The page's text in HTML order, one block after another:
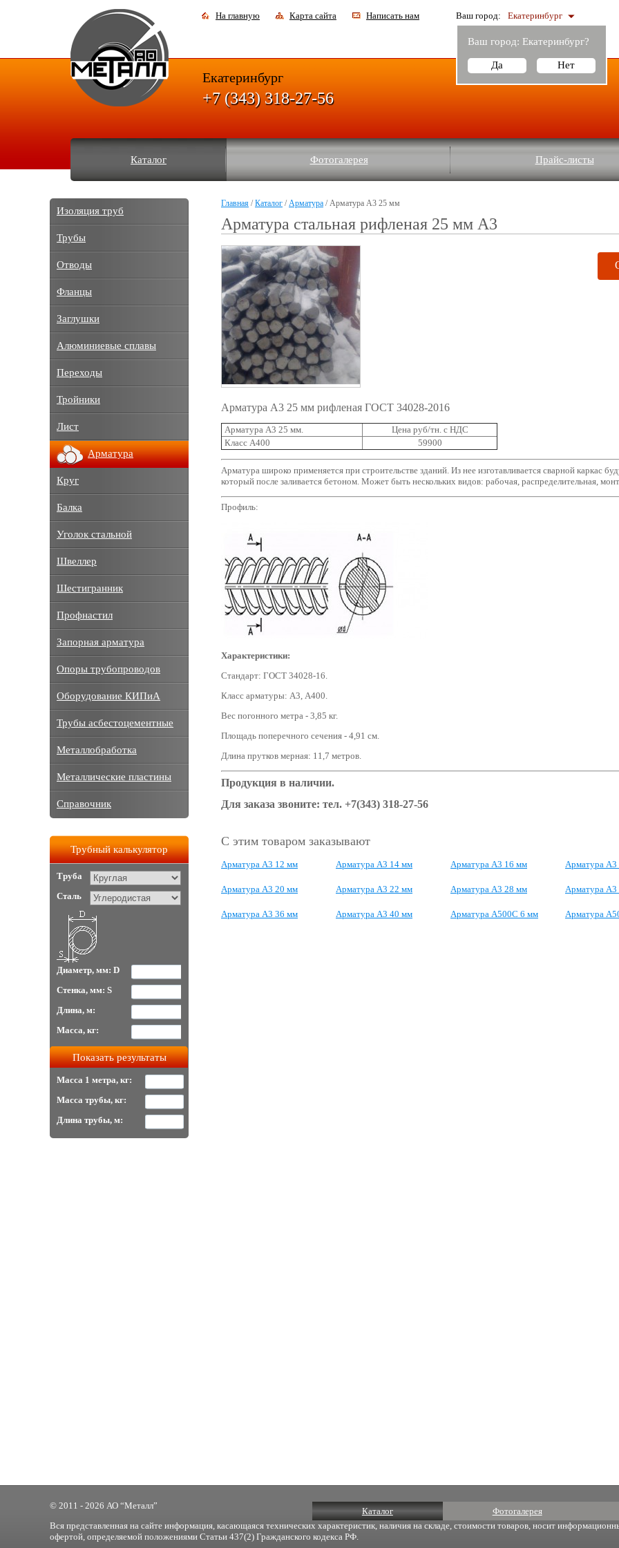
На главную Карта сайта Написать нам Ваш город: Екатеринбург
Ваш город: Екатеринбург?
Да Нет
Каталог Фотогалерея Прайс-листы
Екатеринбург
+7 (343) 318-27-56
Главная /Каталог /Арматура / Арматура А3 25 мм
Арматура стальная рифленая 25 мм А3
Арматура А3 25 мм рифленая ГОСТ 34028-2016
Арматура А3 25 мм.
Цена руб/тн. с НДС
Класс А400
59900
Арматура широко применяется при строительстве зданий. Из нее изготавливается сварной каркас
который после заливается бетоном. Может быть нескольких видов: рабочая, распределительная,
Профиль:
Характеристики:
Стандарт: ГОСТ 34028-16.
Класс арматуры: А3, А400.
Вес погонного метра - 3,85 кг.
Площадь поперечного сечения - 4,91 см.
Длина прутков мерная: 11,7 метров.
Продукция в наличии.
Для заказа звоните: тел. +7(343) 318-27-56
С этим товаром заказывают
Арматура А3 12 мм Арматура А3 14 мм Арматура А3 16 мм Арматура
Арматура А3 20 мм Арматура А3 22 мм Арматура А3 28 мм Арматура
Арматура А3 36 мм Арматура А3 40 мм Арматура А500С 6 мм Арматура
Изоляция труб
Трубы
Отводы
Фланцы
Заглушки
Алюминиевые сплавы
Переходы
Тройники
Лист
Арматура
Круг
Балка
Уголок стальной
Швеллер
Шестигранник
Профнастил
Запорная арматура
Опоры трубопроводов
Оборудование КИПиА
Трубы асбестоцементные
Металлобработка
Металлические пластины
Справочник
Трубный калькулятор
Труба
Сталь
Диаметр, мм: D
Стенка, мм: S
Длина, м:
Масса, кг:
Масса 1 метра, кг:
Масса трубы, кг:
Длина трубы, м:
Каталог Фотогалерея
© 2011 - 2026 АО “Металл”
Вся представленная на сайте информация, касающаяся технических характеристик, наличия на складе, стоимости товаров, носит
офертой, определяемой положениями Статьи 437(2) Гражданского кодекса РФ.